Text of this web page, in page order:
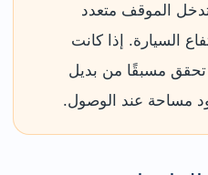
تدخل الموقف متعدد
السيارة. إذا كانت
تحقق مسبقًا من بديل
مساحة عند الوصول.